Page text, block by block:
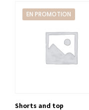
initial
était :
$769.99.
EN PROMOTION
Shorts and top